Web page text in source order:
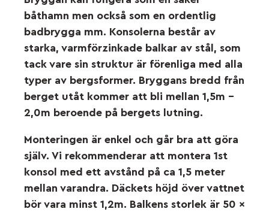
båthamn men också som en ordentlig
badbrygga mm. Konsolerna består av
starka, varmförzinkade balkar av stål, som
tack vare sin struktur är förenliga med alla
typer av bergsformer. Bryggans bredd från
berget utåt kommer att bli mellan 1,5m –
2,0m beroende på bergets lutning.
Monteringen är enkel och går bra att göra
själv. Vi rekommenderar att montera 1st
konsol med ett avstånd på ca 1,5 meter
mellan varandra. Däckets höjd över vattnet
bör vara minst 1,2m. Balkens storlek är 50 x